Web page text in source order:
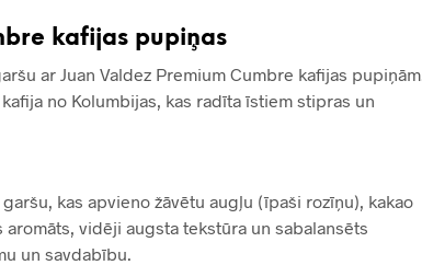
kafijas pupiņas
ar Juan Valdez Premium Cumbre kafijas pupiņām.
no Kolumbijas, kas radīta īstiem stipras un
kas apvieno žāvētu augļu (īpaši rozīņu), kakao
vidēji augsta tekstūra un sabalansēts
un savdabību.